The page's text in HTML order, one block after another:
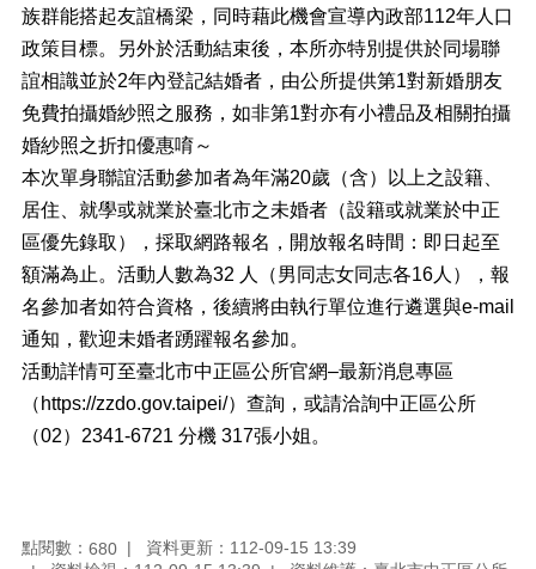
資
料
專
區
防
救
災
資
訊
(Disaster
prevention
and
response)
觀
休
閒
相
連
族群能搭起友誼橋梁，同時藉此機會宣導內政部112年人口
政策目標。另外於活動結束後，本所亦特別提供於同場聯
誼相識並於2年內登記結婚者，由公所提供第1對新婚朋友
免費拍攝婚紗照之服務，如非第1對亦有小禮品及相關拍攝
婚紗照之折扣優惠唷～
本次單身聯誼活動參加者為年滿20歲（含）以上之設籍、
居住、就學或就業於臺北市之未婚者（設籍或就業於中正
區優先錄取），採取網路報名，開放報名時間：即日起至
額滿為止。活動人數為32 人（男同志女同志各16人），報
名參加者如符合資格，後續將由執行單位進行遴選與e-mail
通知，歡迎未婚者踴躍報名參加。
活動詳情可至臺北市中正區公所官網–最新消息專區
（https://zzdo.gov.taipei/）查詢，或請洽詢中正區公所
（02）2341-6721 分機 317張小姐。
點閱數： 680
資料更新：112-09-15 13:39